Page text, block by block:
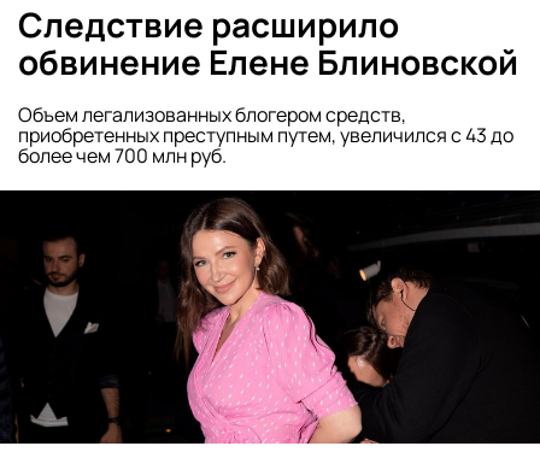
Следствие расширило
обвинение Елене Блиновской
Объем легализованных блогером средств,
приобретенных преступным путем, увеличился с 43 до
более чем 700 млн руб.